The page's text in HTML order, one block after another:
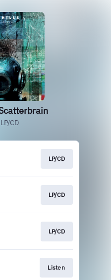
CD
LP/CD
LP/CD
LP/CD
Listen